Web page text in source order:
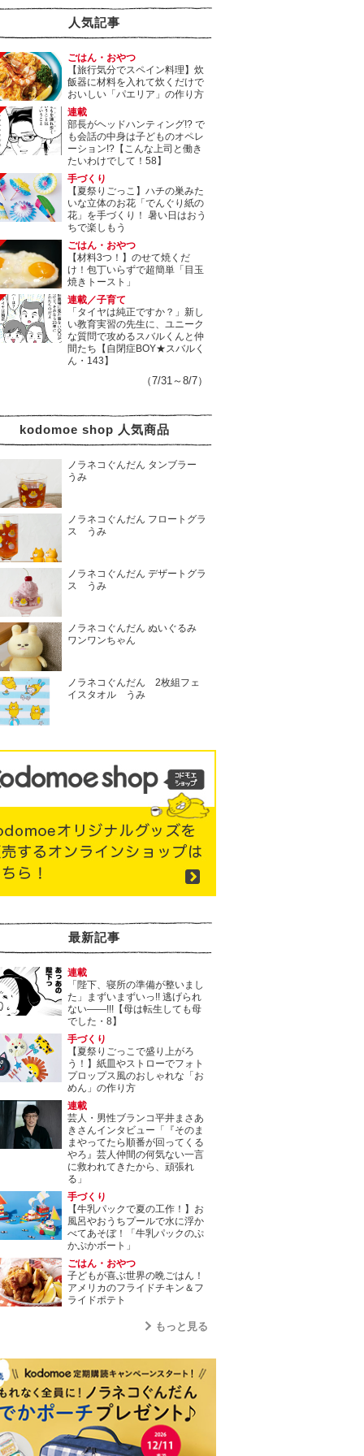
人気記事
ごはん・おやつ
【旅行気分でスペイン料理】炊
飯器に材料を入れて炊くだけで
おいしい「パエリア」の作り方
連載
部長がヘッドハンティング!? で
も会話の中身は子どものオペレ
ーション!?【こんな上司と働き
たいわけでして！58】
手づくり
【夏祭りごっこ】ハチの巣みた
いな立体のお花「でんぐり紙の
花」を手づくり！ 暑い日はおう
ちで楽しもう
ごはん・おやつ
【材料3つ！】のせて焼くだ
け！包丁いらずで超簡単「目玉
焼きトースト」
連載／子育て
「タイヤは純正ですか？」新し
い教育実習の先生に、ユニーク
な質問で攻めるスバルくんと仲
間たち【自閉症BOY★スバルく
ん・143】
（7/31～8/7）
kodomoe shop 人気商品
ノラネコぐんだん タンブラー
うみ
ノラネコぐんだん フロートグラ
ス うみ
ノラネコぐんだん デザートグラ
ス うみ
ノラネコぐんだん ぬいぐるみ
ワンワンちゃん
ノラネコぐんだん 2枚組フェ
イスタオル うみ
最新記事
連載
「陛下、寝所の準備が整いまし
た」まずいまずいっ!! 逃げられ
ない――!!!【母は転生しても母
でした・8】
手づくり
【夏祭りごっこで盛り上がろ
う！】紙皿やストローでフォト
プロップス風のおしゃれな「お
めん」の作り方
連載
芸人・男性ブランコ平井まさあ
きさんインタビュー「『そのま
まやってたら順番が回ってくる
やろ』芸人仲間の何気ない一言
に救われてきたから、頑張れ
る」
手づくり
【牛乳パックで夏の工作！】お
風呂やおうちプールで水に浮か
べてあそぼ！「牛乳パックのぷ
かぷかボート」
ごはん・おやつ
子どもが喜ぶ世界の晩ごはん！
アメリカのフライドチキン＆フ
ライドポテト
もっと見る